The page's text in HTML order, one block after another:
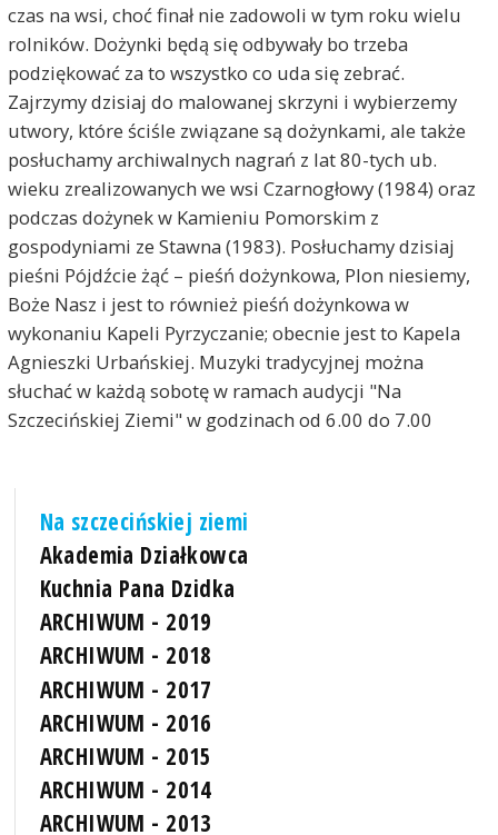
czas na wsi, choć finał nie zadowoli w tym roku wielu
rolników. Dożynki będą się odbywały bo trzeba
podziękować za to wszystko co uda się zebrać.
Zajrzymy dzisiaj do malowanej skrzyni i wybierzemy
utwory, które ściśle związane są dożynkami, ale także
posłuchamy archiwalnych nagrań z lat 80-tych ub.
wieku zrealizowanych we wsi Czarnogłowy (1984) oraz
podczas dożynek w Kamieniu Pomorskim z
gospodyniami ze Stawna (1983). Posłuchamy dzisiaj
pieśni Pójdźcie żąć – pieśń dożynkowa, Plon niesiemy,
Boże Nasz i jest to również pieśń dożynkowa w
wykonaniu Kapeli Pyrzyczanie; obecnie jest to Kapela
Agnieszki Urbańskiej. Muzyki tradycyjnej można
słuchać w każdą sobotę w ramach audycji "Na
Szczecińskiej Ziemi" w godzinach od 6.00 do 7.00
Na szczecińskiej ziemi
Akademia Działkowca
Kuchnia Pana Dzidka
ARCHIWUM - 2019
ARCHIWUM - 2018
ARCHIWUM - 2017
ARCHIWUM - 2016
ARCHIWUM - 2015
ARCHIWUM - 2014
ARCHIWUM - 2013